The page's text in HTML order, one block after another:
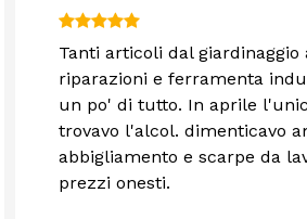
Tanti articoli dal giardinaggio
riparazioni e ferramenta
un po' di tutto. In aprile
trovavo l'alcol. dimenticavo
abbigliamento e scarpe da
prezzi onesti.